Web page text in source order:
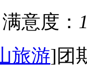
满意度：
旅游]团